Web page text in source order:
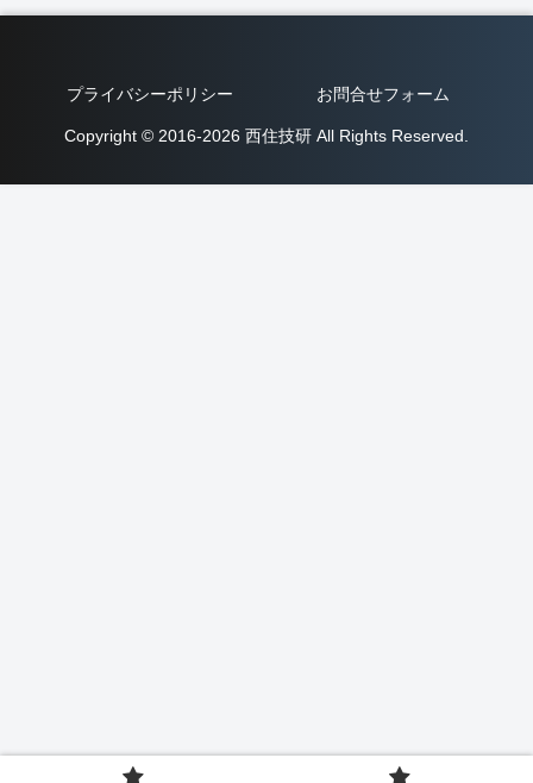
プライバシーポリシー お問合せフォーム
Copyright © 2016-2026 西住技研 All Rights Reserved.